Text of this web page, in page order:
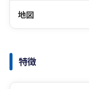
地図
特徴